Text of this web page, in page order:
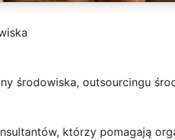
środowiska, outsourcingu
którzy pomagają